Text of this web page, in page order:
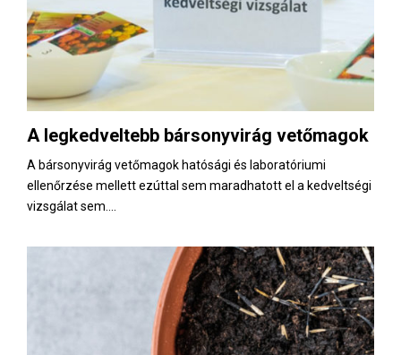
A legkedveltebb bársonyvirág vetőmagok
A bársonyvirág vetőmagok hatósági és laboratóriumi
ellenőrzése mellett ezúttal sem maradhatott el a kedveltségi
vizsgálat sem....